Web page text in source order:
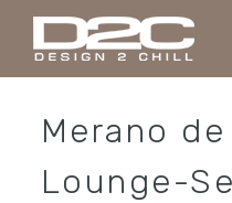
Skip
content
Kollektion
Merano
Lounge-